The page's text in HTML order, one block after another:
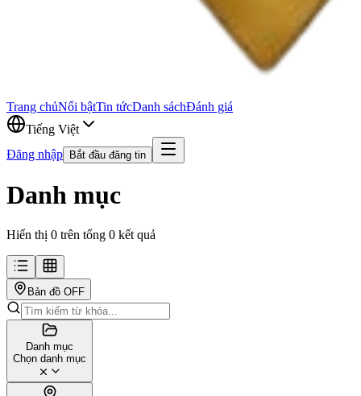
Trang chủNổi bậtTin tứcDanh sáchĐánh giá
Tiếng Việt
Đăng nhập
Bắt đầu đăng tin
Danh mục
Hiển thị 0 trên tổng 0 kết quả
Bản đồ OFF
Danh mục
Chọn danh mục